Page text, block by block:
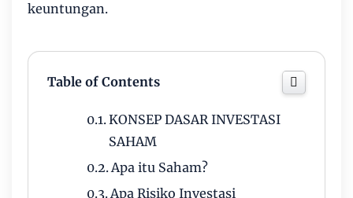
keuntungan.
Table of Contents
KONSEP DASAR INVESTASI
SAHAM
Apa itu Saham?
Apa Risiko Investasi